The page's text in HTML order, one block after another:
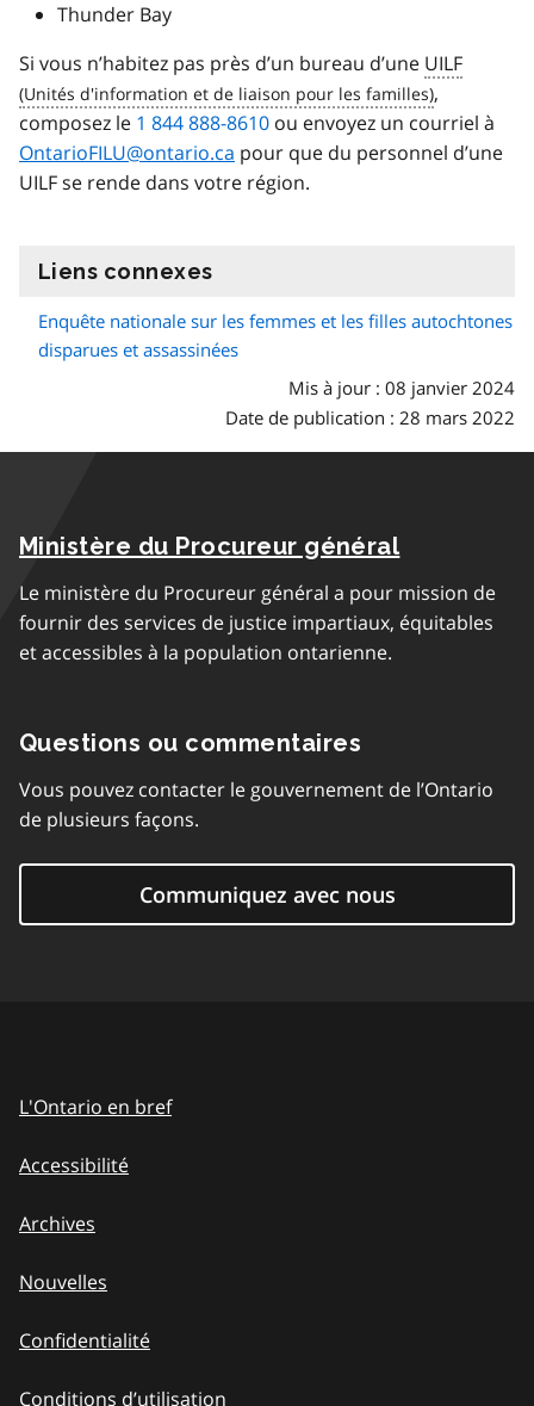
Thunder Bay
Si vous n’habitez pas près d’un bureau d’une UILF
,
composez le 1 844 888-8610 ou envoyez un courriel à
OntarioFILU@ontario.ca pour que du personnel d’une
UILF se rende dans votre région.
Liens connexes
Enquête nationale sur les femmes et les filles autochtones
disparues et assassinées
Mis à jour : 08 janvier 2024
Date de publication : 28 mars 2022
Ministère du Procureur général
Le ministère du Procureur général a pour mission de
fournir des services de justice impartiaux, équitables
et accessibles à la population ontarienne.
Questions ou commentaires
Vous pouvez contacter le gouvernement de l’Ontario
de plusieurs façons.
Communiquez avec nous
L'Ontario en bref
Accessibilité
Archives
Nouvelles
Confidentialité
Conditions d’utilisation